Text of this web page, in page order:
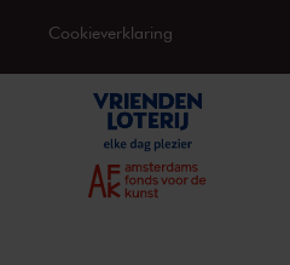
Cookieverklaring